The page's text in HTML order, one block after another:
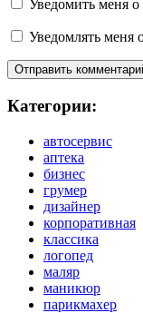
Уведомить меня
Уведомлять меня
Категории:
автосервис
аптека
бизнес
грумер
дизайнер
корпоративная
классика
логопед
маляр
маникюр
парикмахер